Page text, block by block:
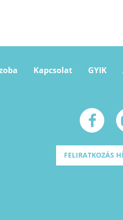
Kapcsolat GYIK
FELIRATKOZÁS